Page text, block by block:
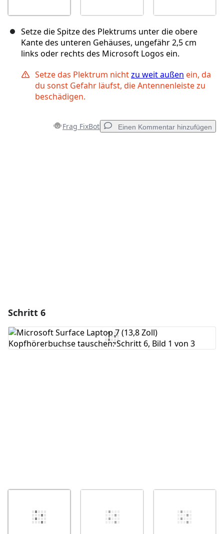
Setze die Spitze des Plektrums unter die obere
Kante des unteren Gehäuses, ungefähr 2,5 cm
links oder rechts des Microsoft Logos ein.
Setze das Plektrum nichtzu weit außen ein, da
du sonst Gefahr läufst, die Antennenleiste zu
beschädigen.
Frag FixBot Einen Kommentar hinzufügen
Schritt 6